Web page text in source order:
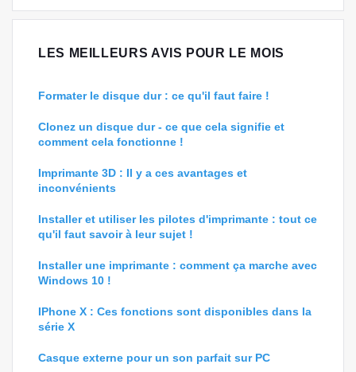
LES MEILLEURS AVIS POUR LE MOIS
Formater le disque dur : ce qu'il faut faire !
Clonez un disque dur - ce que cela signifie et
comment cela fonctionne !
Imprimante 3D : Il y a ces avantages et
inconvénients
Installer et utiliser les pilotes d'imprimante : tout ce
qu'il faut savoir à leur sujet !
Installer une imprimante : comment ça marche avec
Windows 10 !
IPhone X : Ces fonctions sont disponibles dans la
série X
Casque externe pour un son parfait sur PC